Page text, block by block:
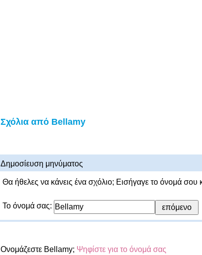
Σχόλια από Bellamy
Δημοσίευση μηνύματος
Θα ήθελες να κάνεις ένα σχόλιο; Εισήγαγε το όνομά σου
Το όνομά σας:
Ονομάζεστε Bellamy; Ψηφίστε για το όνομά σας